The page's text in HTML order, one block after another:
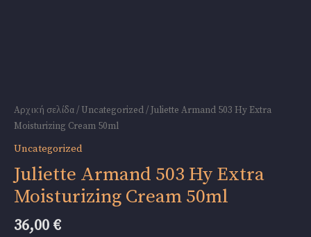
Αρχική σελίδα/ Uncategorized/ Juliette Armand 503 Hy Extra
Moisturizing Cream 50ml
Uncategorized
Juliette Armand 503 Hy Extra
Moisturizing Cream 50ml
36,00 €